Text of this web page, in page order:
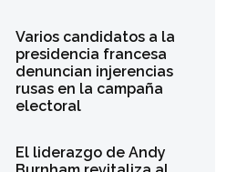
Varios candidatos a la
presidencia francesa
denuncian injerencias
rusas en la campaña
electoral
El liderazgo de Andy